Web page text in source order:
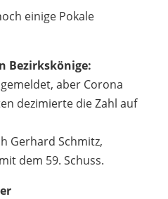
einige Pokale
Bezirkskönige:
aber Corona
dezi­mierte die Zahl auf
Ger­hard Schmitz,
dem 59. Schuss.